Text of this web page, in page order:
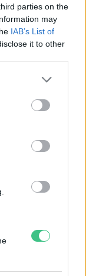
parties on the
may
IAB’s List of
it to other
jelent